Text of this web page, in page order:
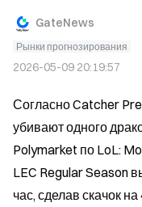
GateNews
Рынки прогнозирования
2026-05-09 20:19:57
Согласно Catcher
убивают одного
Polymarket по LoL:
LEC Regular Season
час, сделав скачок